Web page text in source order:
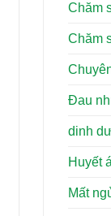
Chăm
Chăm
Đau
dinh
Huyết
Mất